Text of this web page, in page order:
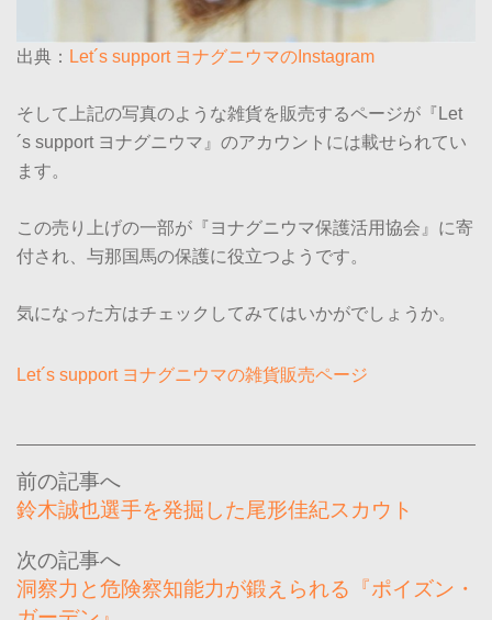
出典： Let´s support ヨナグニウマのInstagram
そして上記の写真のような雑貨を販売するページが『Let
´s support ヨナグニウマ』のアカウントには載せられてい
ます。
この売り上げの一部が『ヨナグニウマ保護活用協会』に寄
付され、与那国馬の保護に役立つようです。
気になった方はチェックしてみてはいかがでしょうか。
Let´s support ヨナグニウマの雑貨販売ページ
投
稿
ビ
ゲ
鈴木誠也選手を発掘した尾形佳紀スカウト
洞察力と危険察知能力が鍛えられる『ポイズン・